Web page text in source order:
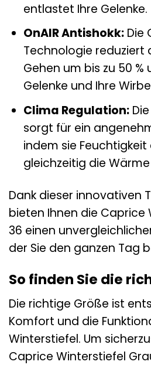
entlastet Ihre Gelenke.
OnAIR Antishokk:Die
Technologie reduziert
Gehen um bis zu 50
Gelenke und Ihre
Clima Regulation:
sorgt für ein
indem sie
gleichzeitig die
Dank dieser innovativen
bieten Ihnen die Caprice
36 einen
der Sie den ganzen Tag
So finden Sie die
Die richtige Größe ist
Komfort und die
Winterstiefel. Um
Caprice Winterstiefel